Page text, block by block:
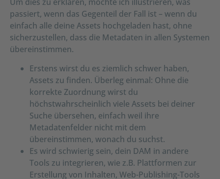
passiert, wenn das Gegenteil der Fall ist – wenn du
einfach alle deine Assets hochgeladen hast, ohne
sicherzustellen, dass die Metadaten in allen Systemen
übereinstimmen.
Erstens wirst du es ziemlich schwer haben,
Assets zu finden. Überleg einmal: Ohne die
korrekte Zuordnung wirst du
höchstwahrscheinlich viele Assets bei deiner
Suche übersehen, einfach weil ihre
Metadatenfelder nicht mit dem
übereinstimmen, wonach du suchst.
Es wird schwierig sein, dein DAM in andere
Tools zu integrieren, wie z.B. Plattformen zur
Erstellung von Inhalten, Web-Publishing-Tools